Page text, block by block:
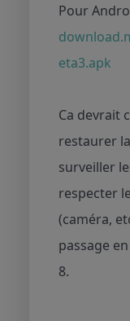
Pour
eta3.apk
Ca devrait
restaurer
surveiller
respecter
(caméra,
passage
8.